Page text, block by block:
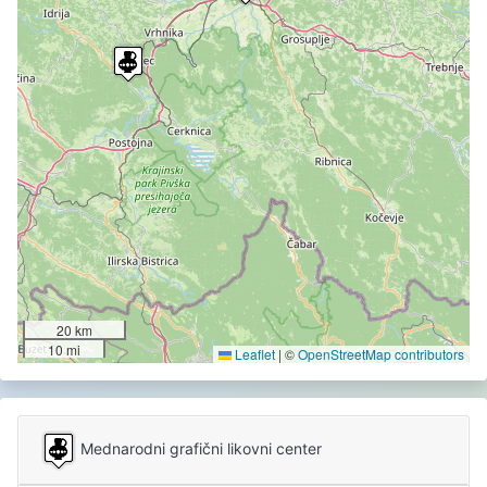
20 km
10 mi
Leaflet | ©OpenStreetMap contributors
Mednarodni grafični likovni center